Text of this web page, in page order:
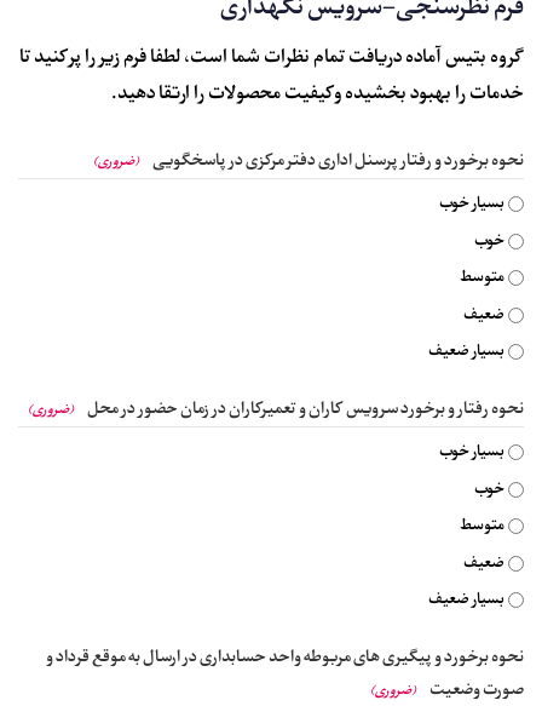
فرم نظرسنجی-سرویس نگهداری
گروه بتیس آماده دریافت تمام نظرات شما است، لطفا فرم زیر را پر کنید تا
خدمات را بهبود بخشیده و کیفیت محصولات را ارتقا دهید.
نحوه برخورد و رفتار پرسنل اداری دفتر مرکزی در پاسخگویی (ضروری)
بسیار خوب
خوب
متوسط
ضعیف
بسیار ضعیف
نحوه رفتار و برخورد سرویس کاران و تعمیرکاران در زمان حضور در محل (ضروری)
بسیار خوب
خوب
متوسط
ضعیف
بسیار ضعیف
نحوه برخورد و پیگیری های مربوطه واحد حسابداری در ارسال به موقع قرداد و
صورت وضعیت (ضروری)